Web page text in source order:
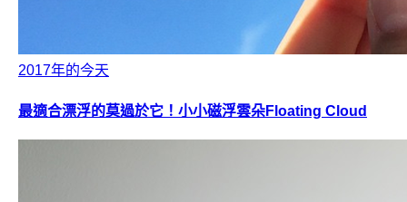
2017年的今天
最適合漂浮的莫過於它！小小磁浮雲朵Floating Cloud